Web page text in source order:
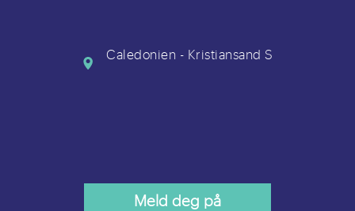
Caledonien - Kristiansand S
Meld deg på